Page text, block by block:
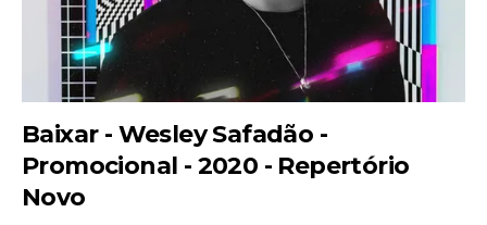
Baixar - Wesley Safadão -
Promocional - 2020 - Repertório
Novo